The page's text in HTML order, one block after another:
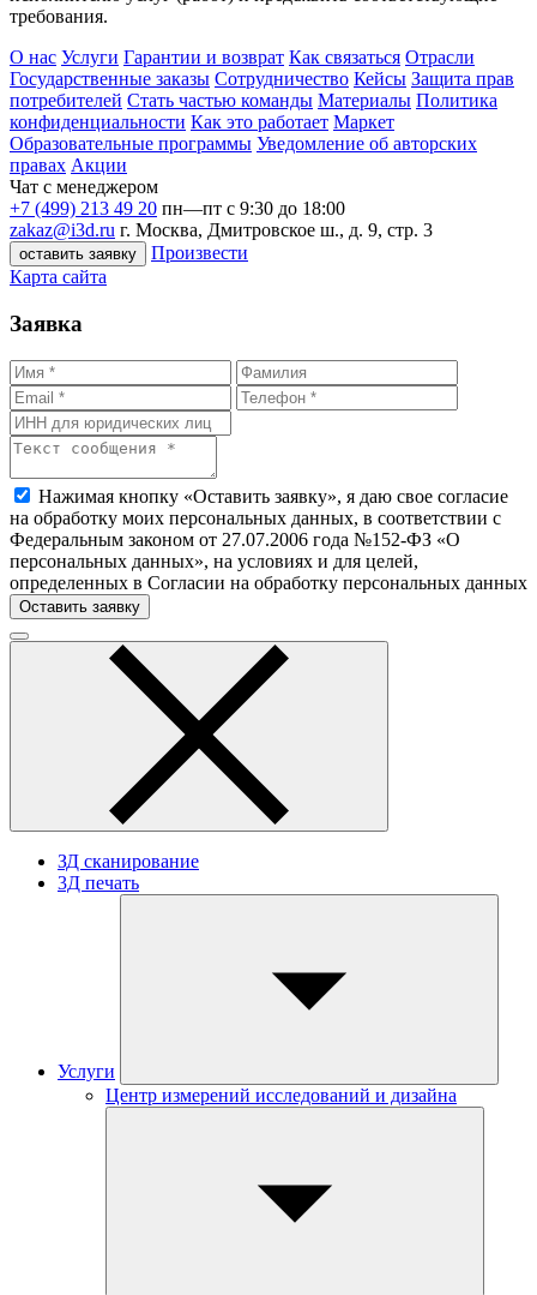
требования.
О нас Услуги Гарантии и возврат Как связаться Отрасли
Государственные заказы Сотрудничество Кейсы Защита прав
потребителей Стать частью команды Материалы Политика
конфиденциальности Как это работает Маркет
Образовательные программы Уведомление об авторских
правах Акции
Чат с менеджером
+7 (499) 213 49 20 пн—пт с 9:30 до 18:00
zakaz@i3d.ru г. Москва, Дмитровское ш., д. 9, стр. 3
оставить заявку
Произвести
Карта сайта
Заявка
Нажимая кнопку «Оставить заявку», я даю свое согласие
на обработку моих персональных данных, в соответствии с
Федеральным законом от 27.07.2006 года №152-ФЗ «О
персональных данных», на условиях и для целей,
определенных в Согласии на обработку персональных данных
ЗД сканирование
3Д печать
Услуги
Центр измерений исследований и дизайна